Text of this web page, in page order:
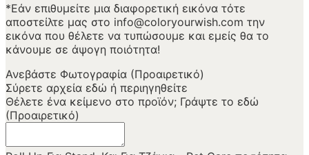
*Εάν επιθυμείτε μια διαφορετική εικόνα τότε
αποστείλτε μας στο info@coloryourwish.com την
εικόνα που θέλετε να τυπώσουμε και εμείς θα το
κάνουμε σε άψογη ποιότητα!
Ανεβάστε Φωτογραφία (Προαιρετικό)
Σύρετε αρχεία εδώ ή περιηγηθείτε
Θέλετε ένα κείμενο στο προϊόν; Γράψτε το εδώ
(Προαιρετικό)